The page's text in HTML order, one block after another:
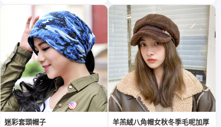
迷彩套頭帽子
羊羔絨八角帽女秋冬季毛呢加厚